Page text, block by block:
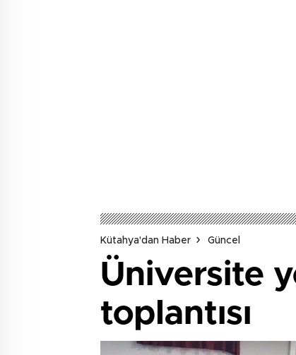
Kütahya'dan Haber Güncel
Üniversite
toplantısı